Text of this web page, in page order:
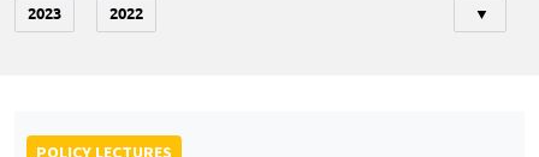
2023 2022 ▼
POLICY LECTURES